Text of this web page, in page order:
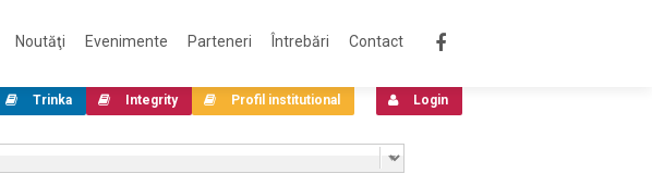
Noutăţi Evenimente Parteneri Întrebări Contact
Login
Profil institutional
Integrity
Trinka